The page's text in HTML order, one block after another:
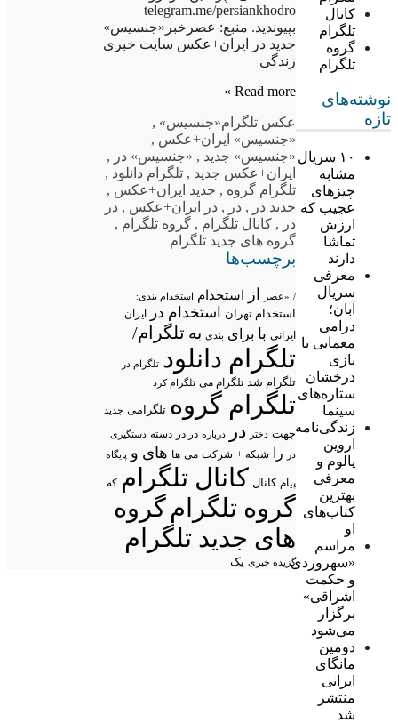
کانال
تلگرام
گروه
تلگرام
نوشته‌های
تازه
۱۰ سریال
مشابه
چیزهای
عجیب که
ارزش
تماشا
دارند
معرفی
سریال
آبان؛
درامی
معمایی با
بازی
درخشان
ستاره‌های
سینما
زندگی‌نامه
اروین
یالوم و
معرفی
بهترین
کتاب‌های
او
مراسم
«سهروردی
و حکمت
اشراقی»
برگزار
می‌شود
دومین
مانگای
ایرانی
منتشر
شد
telegram.me/persiankhodro
بپیوندید. منبع: عصرخبر«جنسیس»
جدید در ایران+عکس سایت خبری
زندگی
Read more »
عکس تلگرام«جنسیس» ,
«جنسیس» ایران+عکس ,
«جنسیس» جدید , «جنسیس» در ,
ایران+عکس جدید , تلگرام دانلود ,
تلگرام گروه , جدید ایران+عکس ,
جدید در , در , در ایران+عکس , در
در , کانال تلگرام , گروه تلگرام ,
گروه های جدید تلگرام
برچسب‌ها
/ «عصر از استخدام استخدام بندی:
استخدام تهران استخدام در ایران
ایرانی با برای بندی به تلگرام/
تلگرام دانلود تلگرام در
تلگرام شد تلگرام می تلگرام کرد
تلگرام گروه تلگرامی جدید
جهت دختر در درباره در در دسته دستگیری
در
را شبکه + شرکت می ها های و پایگاه
پیام کانال کانال تلگرام که
گروه تلگرامگروه
های جدید تلگرام
گزیده خبری یک